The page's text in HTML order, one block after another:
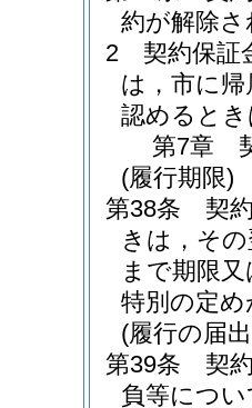
約が解除
2
契約保証
は，市に
認めると
第7章
(履行期限)
第38条
契
きは，そ
まで期限
特別の定
(履行の届
第39条
契
負等につ